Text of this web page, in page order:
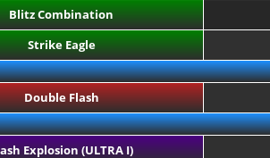
Blitz Combination
Strike Eagle
Double Flash
Explosion (ULTRA I)